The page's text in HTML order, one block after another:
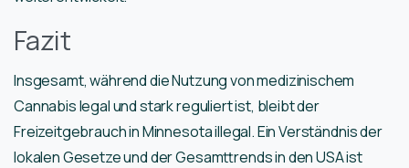
Fazit
Insgesamt, während die Nutzung von medizinischem
Cannabis legal und stark reguliert ist, bleibt der
Freizeitgebrauch in Minnesota illegal. Ein Verständnis der
lokalen Gesetze und der Gesamttrends in den USA ist